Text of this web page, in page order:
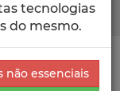
Currículo
tecnologias
do mesmo.
não essenciais